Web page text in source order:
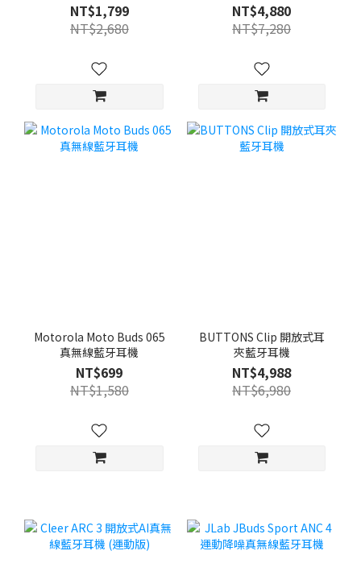
NT$1,799
NT$2,680
NT$4,880
NT$7,280
Motorola Moto Buds 065
真無線藍牙耳機
NT$699
NT$1,580
BUTTONS Clip 開放式耳
夾藍牙耳機
NT$4,988
NT$6,980